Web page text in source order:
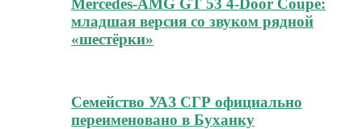
Mercedes-AMG GT 53 4-Door Coupe:
младшая версия со звуком рядной
«шестёрки»
Семейство УАЗ СГР официально
переименовано в Буханку